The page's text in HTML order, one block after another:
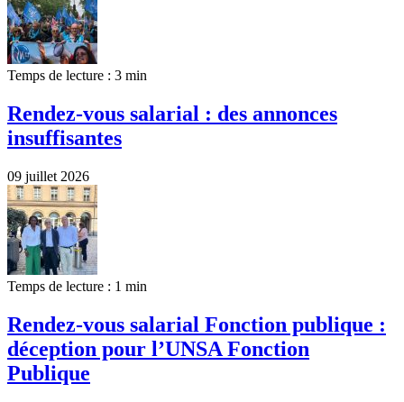
Temps de lecture : 3 min
Rendez-vous salarial : des annonces
insuffisantes
09 juillet 2026
Temps de lecture : 1 min
Rendez-vous salarial Fonction publique :
déception pour l’UNSA Fonction
Publique